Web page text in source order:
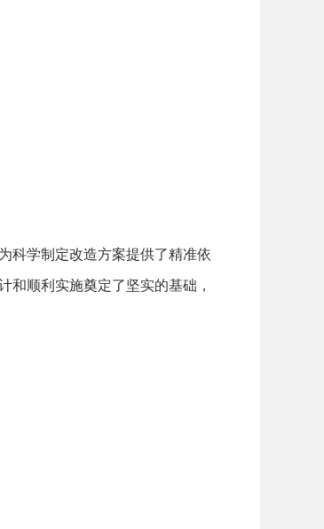
学制定改造方案提供了精准依
顺利实施奠定了坚实的基础，